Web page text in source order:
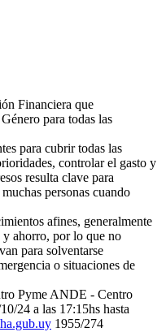
Financiera que
para todas las
para cubrir todas las
controlar el gasto y
resulta clave para
personas cuando
afines, generalmente
y ahorro, por lo que no
para solventarse
o situaciones de
Pyme ANDE - Centro
24 a las 17:15hs hasta
1955/274